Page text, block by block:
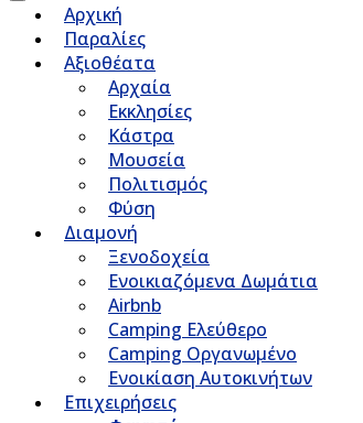
Αρχική
Παραλίες
Αξιοθέατα
Αρχαία
Εκκλησίες
Κάστρα
Μουσεία
Πολιτισμός
Φύση
Διαμονή
Ξενοδοχεία
Ενοικιαζόμενα Δωμάτια
Airbnb
Camping Ελεύθερο
Camping Οργανωμένο
Ενοικίαση Αυτοκινήτων
Επιχειρήσεις